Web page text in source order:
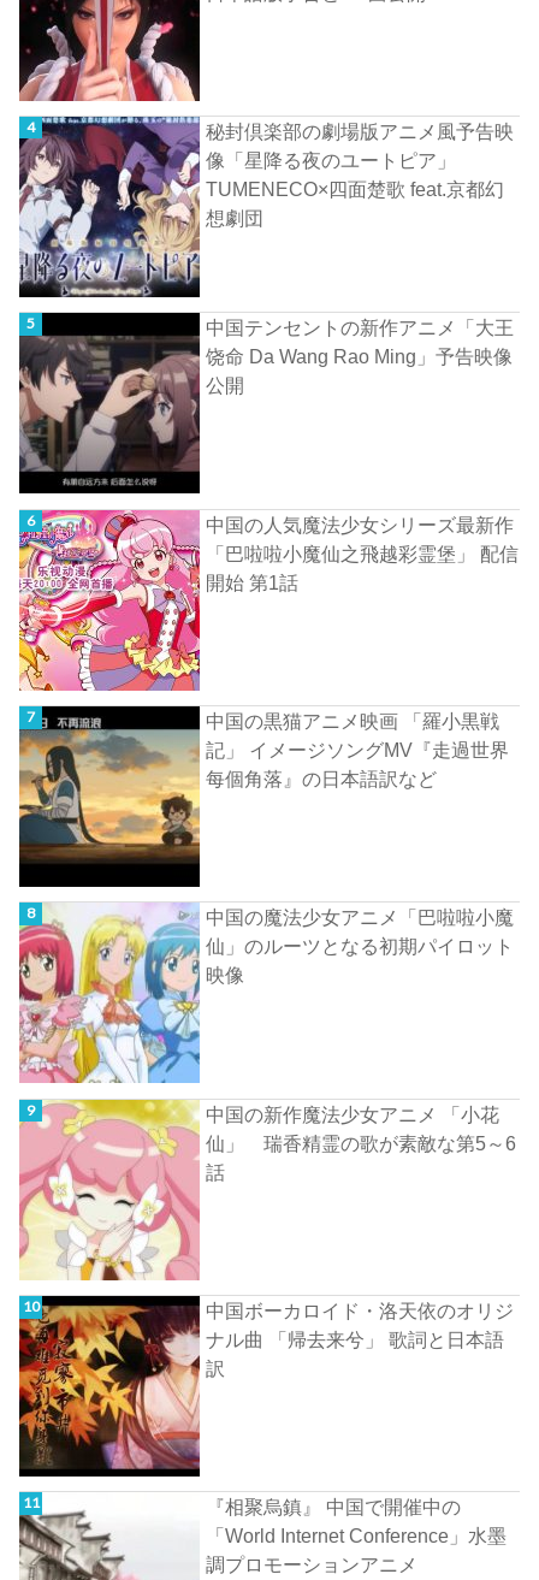
秘封倶楽部の劇場版アニメ風予告映
像「星降る夜のユートピア」
TUMENECO×四面楚歌 feat.京都幻
想劇団
中国テンセントの新作アニメ「大王
饶命 Da Wang Rao Ming」予告映像
公開
中国の人気魔法少女シリーズ最新作
「巴啦啦小魔仙之飛越彩霊堡」 配信
開始 第1話
中国の黒猫アニメ映画 「羅小黒戦
記」 イメージソングMV『走過世界
每個角落』の日本語訳など
中国の魔法少女アニメ「巴啦啦小魔
仙」のルーツとなる初期パイロット
映像
中国の新作魔法少女アニメ 「小花
仙」 瑞香精霊の歌が素敵な第5～6
話
中国ボーカロイド・洛天依のオリジ
ナル曲 「帰去来兮」 歌詞と日本語
訳
『相聚烏鎮』 中国で開催中の
「World Internet Conference」水墨
調プロモーションアニメ